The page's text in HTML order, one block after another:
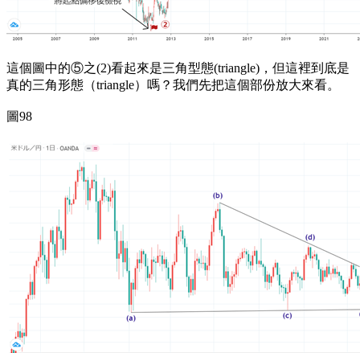
這個圖中的⑤之(2)看起來是三角型態(triangle)，但這裡到底是
真的三角形態（triangle）嗎？我們先把這個部份放大來看。
圖98